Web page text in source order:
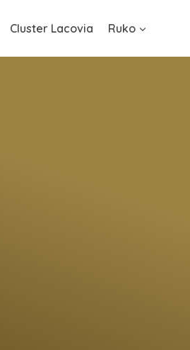
Cluster Lacovia Ruko